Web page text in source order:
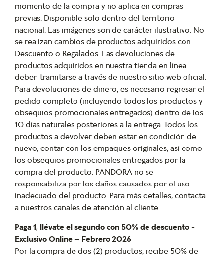
momento de la compra y no aplica en compras
previas. Disponible solo dentro del territorio
nacional. Las imágenes son de carácter ilustrativo. No
se realizan cambios de productos adquiridos con
Descuento o Regalados. Las devoluciones de
productos adquiridos en nuestra tienda en línea
deben tramitarse a través de nuestro sitio web oficial.
Para devoluciones de dinero, es necesario regresar el
pedido completo (incluyendo todos los productos y
obsequios promocionales entregados) dentro de los
10 días naturales posteriores a la entrega. Todos los
productos a devolver deben estar en condición de
nuevo, contar con los empaques originales, así como
los obsequios promocionales entregados por la
compra del producto. PANDORA no se
responsabiliza por los daños causados por el uso
inadecuado del producto. Para más detalles, contacta
a nuestros canales de atención al cliente.
Paga 1, llévate el segundo con 50% de descuento -
Exclusivo Online – Febrero 2026
Por la compra de dos (2) productos, recibe 50% de